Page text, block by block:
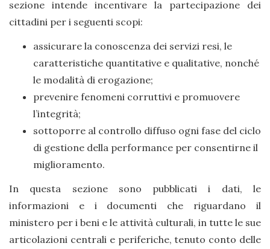
sezione intende incentivare la partecipazione dei
cittadini per i seguenti scopi:
assicurare la conoscenza dei servizi resi, le
caratteristiche quantitative e qualitative, nonché
le modalità di erogazione;
prevenire fenomeni corruttivi e promuovere
l’integrità;
sottoporre al controllo diffuso ogni fase del ciclo
di gestione della performance per consentirne il
miglioramento.
In questa sezione sono pubblicati i dati, le
informazioni e i documenti che riguardano il
ministero per i beni e le attività culturali, in tutte le sue
articolazioni centrali e periferiche, tenuto conto delle